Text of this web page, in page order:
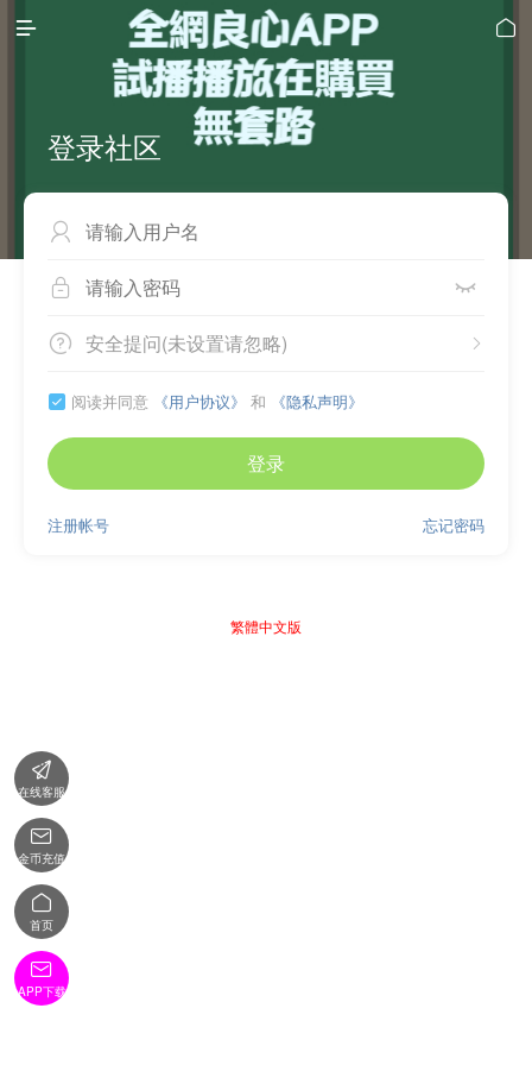
 
登录社区

 
 
安全提问(未设置请忽略)
 阅读并同意 《用户协议》 和 《隐私声明》
登录
忘记密码
注册帐号
繁體中文版

在线客服

金币充值

首页

APP下载